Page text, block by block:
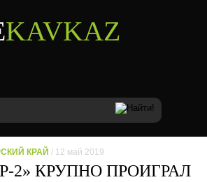
KAVKAZ
КРАЙ / 12 май 2019
2» КРУПНО ПРОИГРАЛ